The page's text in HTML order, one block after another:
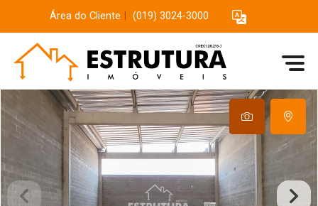
Área do Cliente (019) 3024-3000